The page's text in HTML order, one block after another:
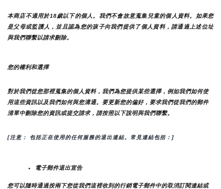
本商店不適用於18歲以下的個人。我們不會故意蒐集兒童的個人資料。如果您
是父母或監護人，並且認為您的孩子向我們提供了個人資料，請通過上述位址
與我們聯繫以請求刪除。
您的權利和選擇
對於我們從您那裡蒐集的個人資料，我們為您提供某些選擇，例如我們如何使
用這些資訊以及我們如何與您溝通。要更新您的偏好，要求我們從我們的郵件
清單中刪除您的資訊或提交請求，請按照以下說明與我們聯繫。
[注意： 包括正在使用的任何服務的退出連結。常見連結包括：]
電子郵件退出宣告
您可以隨時通過按兩下您從我們這裡收到的行銷電子郵件中的取消訂閱連結或